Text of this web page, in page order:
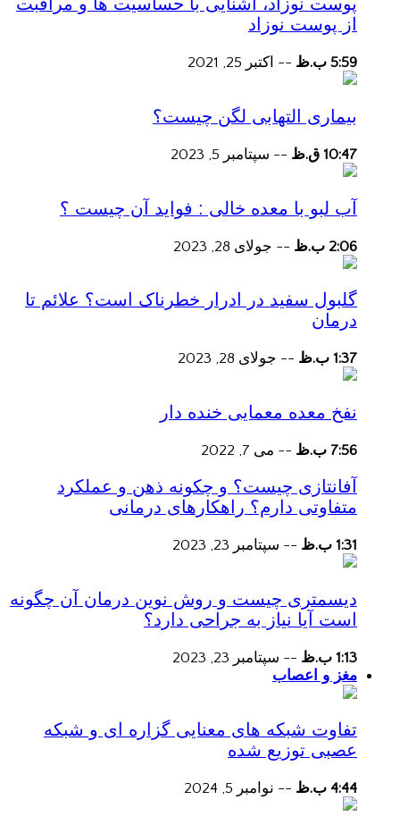
از پوست نوزاد
5:59 ب.ظ -- اکتبر 25, 2021
بیماری التهابی لگن چیست؟
10:47 ق.ظ -- سپتامبر 5, 2023
آب لبو با معده خالی : فواید آن چیست ؟
2:06 ب.ظ -- جولای 28, 2023
گلبول سفید در ادرار خطرناک است؟ علائم تا
درمان
1:37 ب.ظ -- جولای 28, 2023
نفخ معده معمایی خنده دار
7:56 ب.ظ -- می 7, 2022
آفانتازی چیست؟ و چکونه ذهن و عملکرد
متفاوتی دارم؟ راهکارهای درمانی
1:31 ب.ظ -- سپتامبر 23, 2023
دیسمتری چیست و روش نوین درمان آن چگونه
است آیا نیاز به جراحی دارد؟
1:13 ب.ظ -- سپتامبر 23, 2023
مغز و اعصاب
تفاوت شبکه های معنایی گزاره ای و شبکه
عصبی توزیع شده
4:44 ب.ظ -- نوامبر 5, 2024